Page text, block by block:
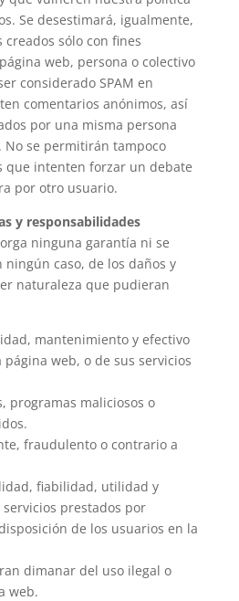
Se desestimará, igualmente,
sólo con fines
web, persona o colectivo
considerado SPAM en
comentarios anónimos, así
por una misma persona
No se permitirán tampoco
que intenten forzar un debate
por otro usuario.
y responsabilidades
ninguna garantía ni se
ningún caso, de los daños y
naturaleza que pudieran
mantenimiento y efectivo
web, o de sus servicios
programas maliciosos o
fraudulento o contrario a
fiabilidad, utilidad y
prestados por
de los usuarios en la
dimanar del uso ilegal o
web.